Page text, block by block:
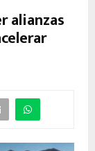
alianzas